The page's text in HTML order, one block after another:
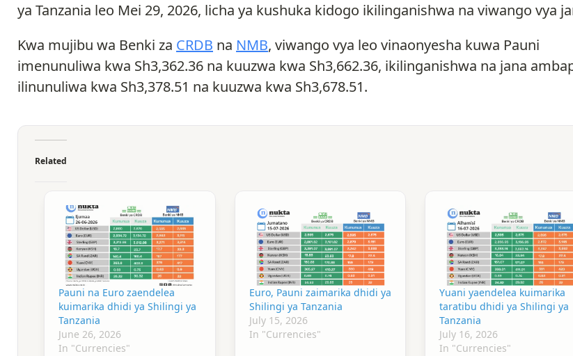
ya Tanzania leo Mei 29, 2026, licha ya kushuka kidogo ikilinganishwa na viwango vya
Kwa mujibu wa Benki za CRDB na NMB, viwango vya leo vinaonyesha kuwa Pauni
imenunuliwa kwa Sh3,362.36 na kuuzwa kwa Sh3,662.36, ikilinganishwa na jana
ilinunuliwa kwa Sh3,378.51 na kuuzwa kwa Sh3,678.51.
Related
Pauni na Euro zaendelea
kuimarika dhidi ya Shilingi ya
Tanzania
June 26, 2026
In "Currencies"
Euro, Pauni zaimarika dhidi ya
Shilingi ya Tanzania
July 15, 2026
In "Currencies"
Yuani yaendelea kuimarika
taratibu dhidi ya Shilingi ya
Tanzania
July 16, 2026
In "Currencies"